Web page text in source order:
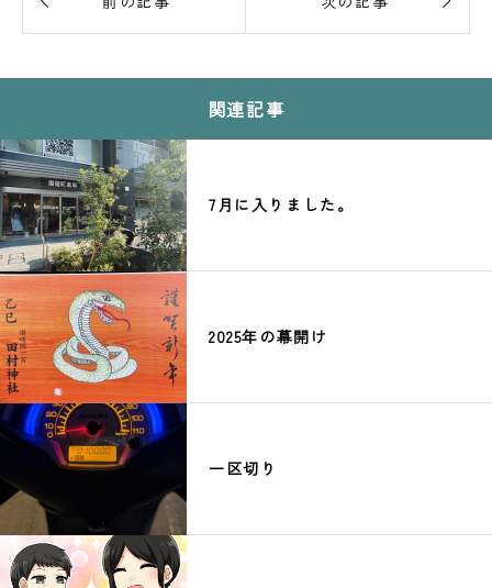
関連記事
7月に入りました。
2025年の幕開け
一区切り